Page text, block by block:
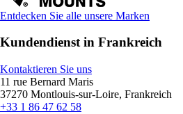
Entdecken Sie alle unsere Marken
Kundendienst in Frankreich
Kontaktieren Sie uns
11 rue Bernard Maris
37270 Montlouis-sur-Loire, Frankreich
+33 1 86 47 62 58